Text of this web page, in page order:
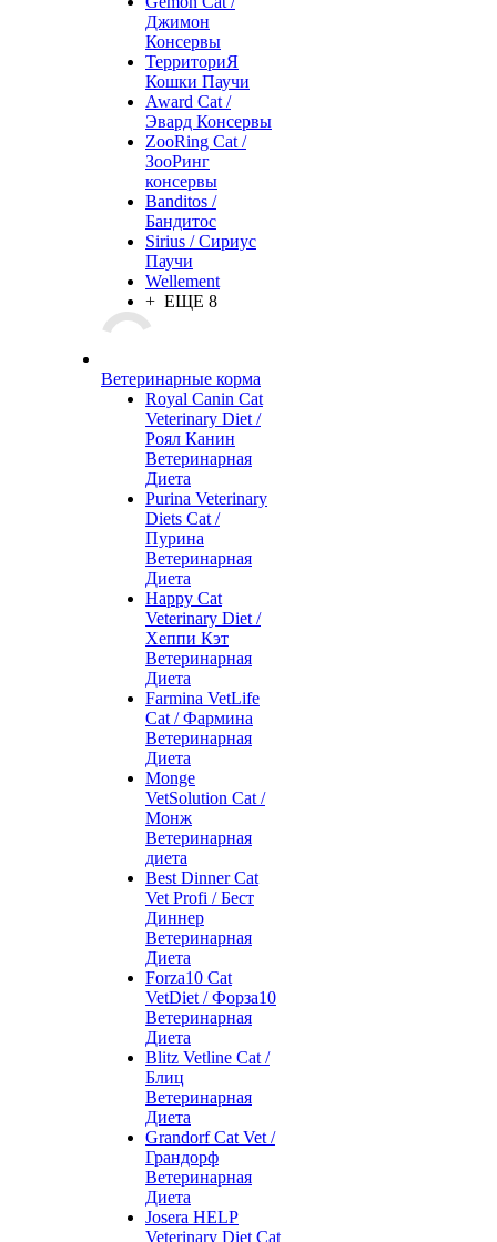
Джимон
Консервы
ТерриториЯ
Кошки Паучи
Award Cat /
Эвард Консервы
ZooRing Cat /
ЗооРинг
консервы
Banditos /
Бандитос
Sirius / Сириус
Паучи
Wellement
+ ЕЩЕ 8
Ветеринарные корма
Royal Canin Cat
Veterinary Diet /
Роял Канин
Ветеринарная
Диета
Purina Veterinary
Diets Cat /
Пурина
Ветеринарная
Диета
Happy Cat
Veterinary Diet /
Хеппи Кэт
Ветеринарная
Диета
Farmina VetLife
Cat / Фармина
Ветеринарная
Диета
Monge
VetSolution Cat /
Монж
Ветеринарная
диета
Best Dinner Cat
Vet Profi / Бест
Диннер
Ветеринарная
Диета
Forza10 Cat
VetDiet / Форза10
Ветеринарная
Диета
Blitz Vetline Cat /
Блиц
Ветеринарная
Диета
Grandorf Cat Vet /
Грандорф
Ветеринарная
Диета
Josera HELP
Veterinary Diet Cat